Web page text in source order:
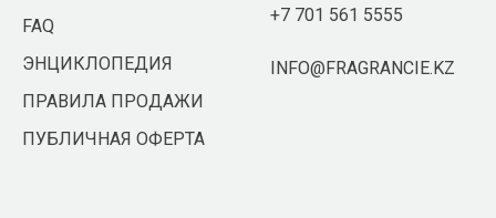
FAQ
ЭНЦИКЛОПЕДИЯ
ПРАВИЛА ПРОДАЖИ
ПУБЛИЧНАЯ ОФЕРТА
+7 701 561 5555
INFO@FRAGRANCIE.KZ